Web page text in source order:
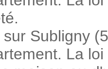
Subligny
La